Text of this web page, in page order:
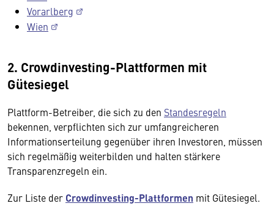
Vorarlberg
Wien
2. Crowdinvesting-Plattformen mit
Gütesiegel
Plattform-Betreiber, die sich zu den Standesregeln
bekennen, verpflichten sich zur umfangreicheren
Informationserteilung gegenüber ihren Investoren, müssen
sich regelmäßig weiterbilden und halten stärkere
Transparenzregeln ein.
Zur Liste der Crowdinvesting-Plattformen mit Gütesiegel.